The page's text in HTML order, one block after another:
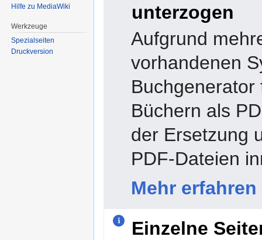
unterzogen
Aufgrund
vorhandenen
Büchern als
der Ersetzung
PDF-Dateien
Mehr erfahren
Einzelne
Hilfe zu MediaWiki
Werkzeuge
Spezialseiten
Druckversion